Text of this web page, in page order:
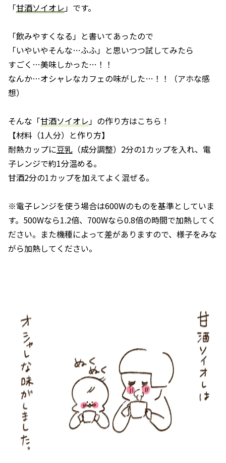
「甘酒ソイオレ」です。
「飲みやすくなる」と書いてあったので
「いやいやそんな…ふふ」と思いつつ試してみたら
すごく…美味しかった…！！
なんか…オシャレなカフェの味がした…！！（アホな感
想）
そんな「甘酒ソイオレ」の作り方はこちら！
【材料（1人分）と作り方】
耐熱カップに豆乳 （成分調整）2分の1カップを入れ、電
子レンジで約1分温める。
甘酒2分の1カップを加えてよく混ぜる。
※電子レンジを使う場合は600Wのものを基準としていま
す。500Wなら1.2倍、700Wなら0.8倍の時間で加熱してく
ださい。また機種によって差がありますので、様子をみな
がら加熱してください。